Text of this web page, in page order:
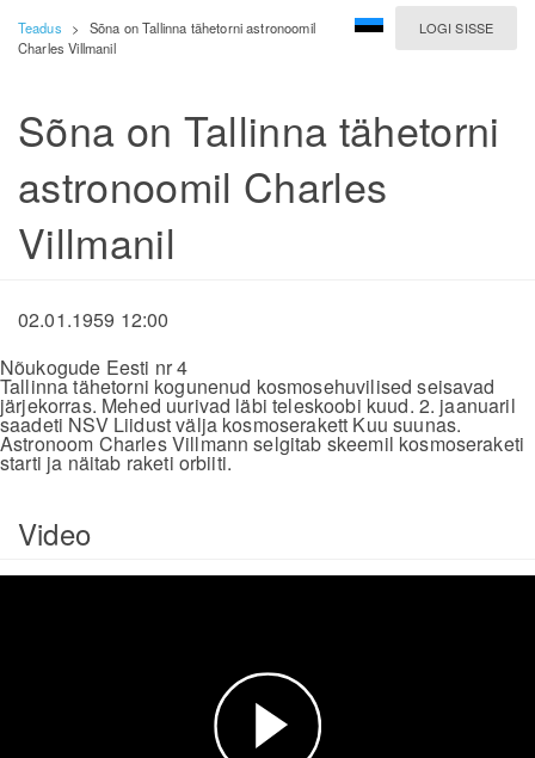
LOGI SISSE
Teadus >
Sõna on Tallinna tähetorni astronoomil
Charles Villmanil
Sõna on Tallinna tähetorni
astronoomil Charles
Villmanil
02.01.1959 12:00
Nõukogude Eesti nr 4
Tallinna tähetorni kogunenud kosmosehuvilised seisavad
järjekorras. Mehed uurivad läbi teleskoobi kuud. 2. jaanuaril
saadeti NSV Liidust välja kosmoserakett Kuu suunas.
Astronoom Charles Villmann selgitab skeemil kosmoseraketi
starti ja näitab raketi orbiiti.
Video
Esita